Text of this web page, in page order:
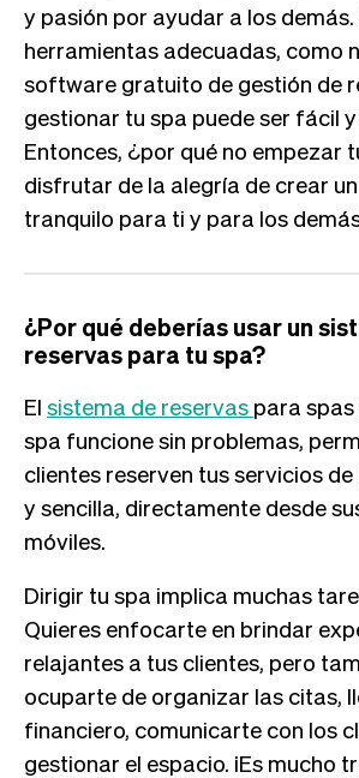
y pasión por ayudar a los demás.
herramientas adecuadas, como
software gratuito de gestión de
gestionar tu spa puede ser fácil
Entonces, ¿por qué no empezar
disfrutar de la alegría de crear
tranquilo para ti y para los
¿Por qué deberías usar un
reservas para tu spa?
El sistema de reservas para
spa funcione sin problemas,
clientes reserven tus servicios
y sencilla, directamente desde
móviles.
Dirigir tu spa implica muchas
Quieres enfocarte en brindar
relajantes a tus clientes, pero
ocuparte de organizar las citas,
financiero, comunicarte con los
gestionar el espacio. ¡Es mucho